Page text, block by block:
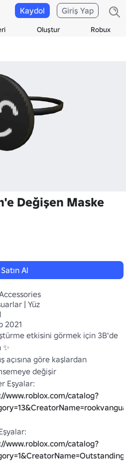
Oluştur Robux
Kaydol Giriş Yap
Değişen Maske
Satın Al
| Yüz
2021
etkisini görmek için 3B'de
açısına göre kaşlardan
değişir
www.roblox.com/catalog?
www.roblox.com/catalog?